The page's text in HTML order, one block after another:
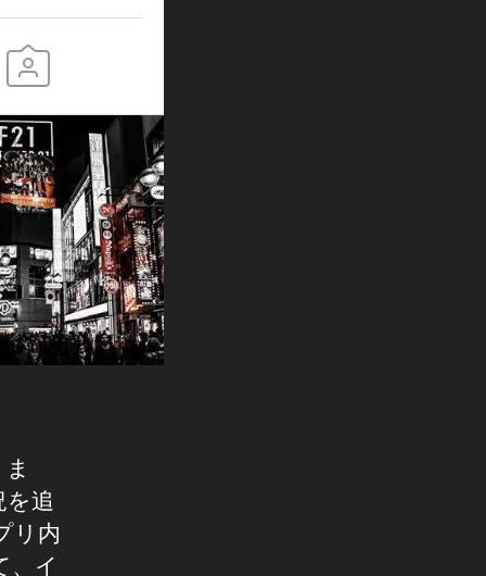
追
リ内
、イ